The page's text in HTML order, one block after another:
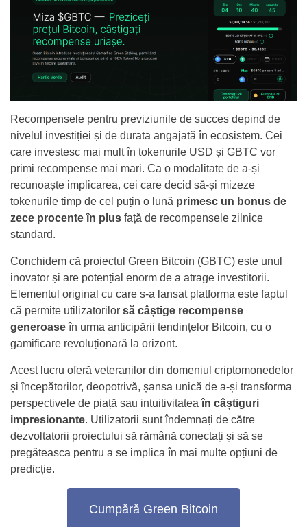
Recompensele pentru previziunile de succes depind de
nivelul investiției și de durata angajată în ecosistem. Cei
care investesc mai mult în tokenurile USD și GBTC vor
primi recompense mai mari. Ca o modalitate de a-și
recunoaște implicarea, cei care decid să-și mizeze
tokenurile timp de cel puțin o lună primesc un bonus de
zece procente în plus față de recompensele zilnice
standard.
Conchidem că proiectul Green Bitcoin (GBTC) este unul
inovator și are potențial enorm de a atrage investitorii.
Elementul original cu care s-a lansat platforma este faptul
că permite utilizatorilor să câștige recompense
generoaseîn urma anticipării tendințelor Bitcoin, cu o
gamificare revoluționară la orizont.
Acest lucru oferă veteranilor din domeniul criptomonedelor
și începătorilor, deopotrivă, șansa unică de a-și transforma
perspectivele de piață sau intuitivitatea în câștiguri
impresionante. Utilizatorii sunt îndemnați de către
dezvoltatorii proiectului să rămână conectați și să se
pregăteasca pentru a se implica în mai multe opțiuni de
predicție.
Cumpără Green Bitcoin